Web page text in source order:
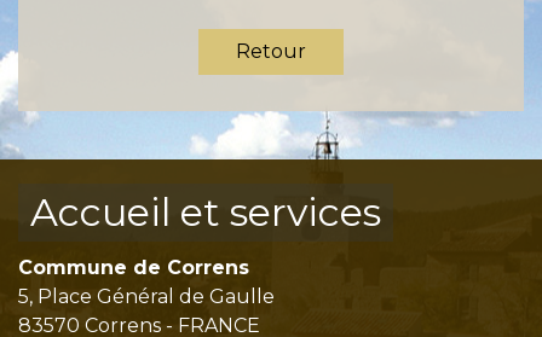
Retour
Accueil et services
Commune de Correns
5, Place Général de Gaulle
83570 Correns - FRANCE